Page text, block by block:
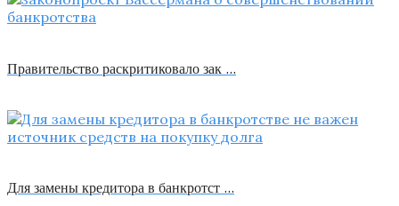
Правительство раскритиковало зак …
Для замены кредитора в банкротст …